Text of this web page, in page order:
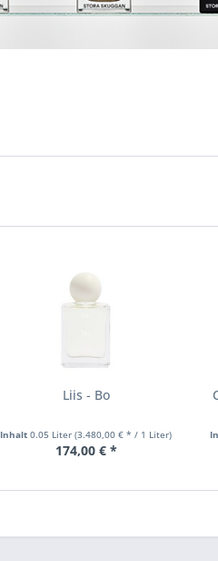
Liis - Bo
Inhalt0.05 Liter(3.480,00 € * / 1 Liter)
174,00 € *